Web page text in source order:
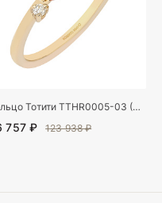
Кольцо Тотити TTHR0005-03 (Au 585)
757 ₽ 123 938 ₽